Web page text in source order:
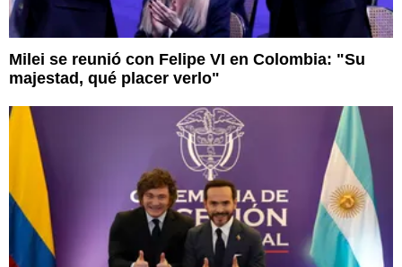
Milei se reunió con Felipe VI en Colombia: "Su
majestad, qué placer verlo"